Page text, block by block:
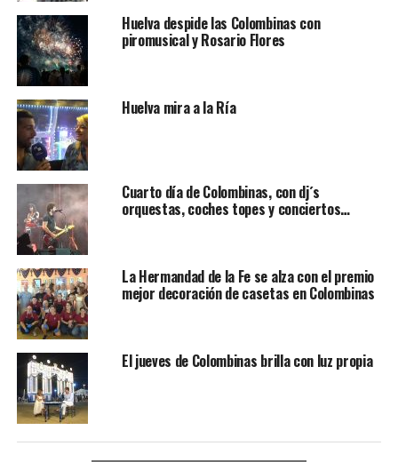
Huelva despide las Colombinas con
piromusical y Rosario Flores
Huelva mira a la Ría
Cuarto día de Colombinas, con dj´s
orquestas, coches topes y conciertos…
La Hermandad de la Fe se alza con el premio
mejor decoración de casetas en Colombinas
El jueves de Colombinas brilla con luz propia